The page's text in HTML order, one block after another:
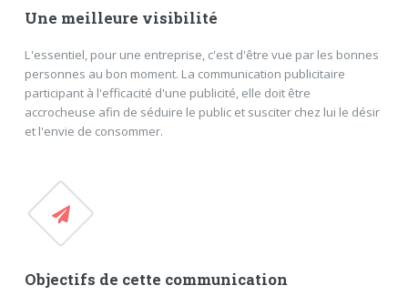
Une meilleure visibilité
L'essentiel, pour une entreprise, c'est d'être vue par les bonnes
personnes au bon moment. La communication publicitaire
participant à l'efficacité d'une publicité, elle doit être
accrocheuse afin de séduire le public et susciter chez lui le désir
et l'envie de consommer.
Objectifs de cette communication